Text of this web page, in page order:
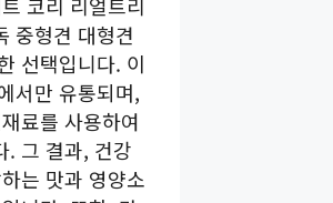
코리 리얼트리
중형견 대형견
선택입니다. 이
서만 유통되며,
료를 사용하여
. 그 결과, 건강
는 맛과 영양소